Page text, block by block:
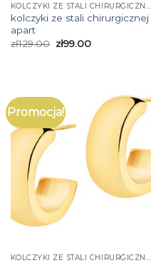
KOLCZYKI ZE STALI CHIRURGICZNEJ APART
kolczyki ze stali chirurgicznej
apart
zł129.00 zł99.00
Promocja!
KOLCZYKI ZE STALI CHIRURGICZNEJ APART